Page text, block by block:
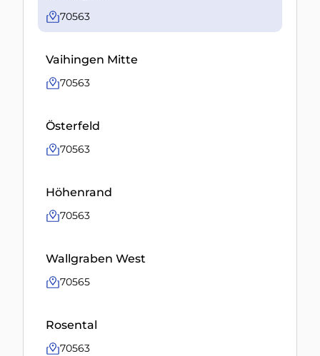
70563
Vaihingen Mitte
70563
Österfeld
70563
Höhenrand
70563
Wallgraben West
70565
Rosental
70563